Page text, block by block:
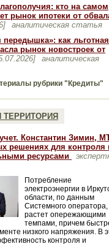
кто на самом
рынок ипотеки от
аналитическая статья
как льготная
рынок новостроек от
аналитическая
рубрики "Кредиты"
ТЕРРИТОРИЯ
Константин Зимин,
решениях для контроля
ресурсами
Потребление
электроэнергии в
области, по данным
Системного оператора,
растет опережающими
темпами, причем
низкого напряжения. В
контроля и